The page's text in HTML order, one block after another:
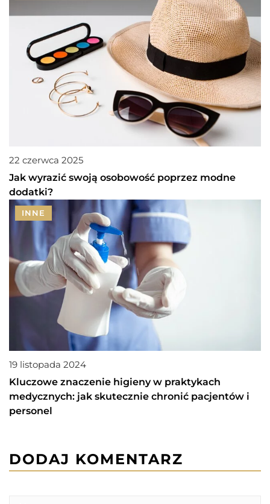
22 czerwca 2025
Jak wyrazić swoją osobowość poprzez modne
dodatki?
INNE
19 listopada 2024
Kluczowe znaczenie higieny w praktykach
medycznych: jak skutecznie chronić pacjentów i
personel
DODAJ KOMENTARZ